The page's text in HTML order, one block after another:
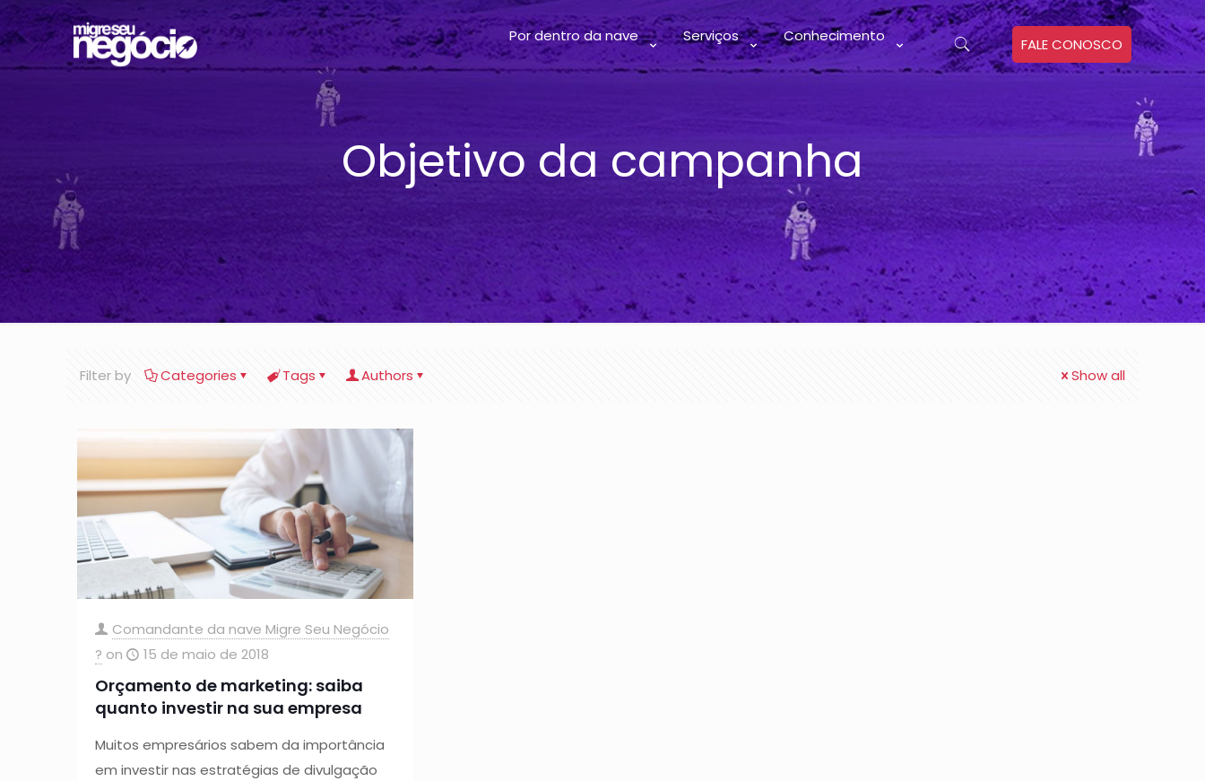
Por dentro da nave Serviços Conhecimento FALE CONOSCO
Objetivo da campanha
Filter by Categories Tags Authors Show all
Comandante da nave Migre Seu Negócio
? on 15 de maio de 2018
Orçamento de marketing: saiba
quanto investir na sua empresa
Muitos empresários sabem da importância
em investir nas estratégias de divulgação